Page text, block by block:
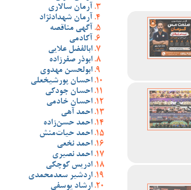
آرمان سالاری
آرمان شهدادنژاد
آگهی مناقصه
آکادمی
ابالفضل علایی
ابوذر صفرزاده
ابولحسن مهدوی
احسان پورشیخعلی
احسان جودکی
احسان خادمی
احمد آهی
احمد حسن‌زاده
احمد حیات‌منش
احمد نخعی
احمد نصیری
ادریس کوچکی
اردشیر سعدمحمدی
ارشاد یوسفی